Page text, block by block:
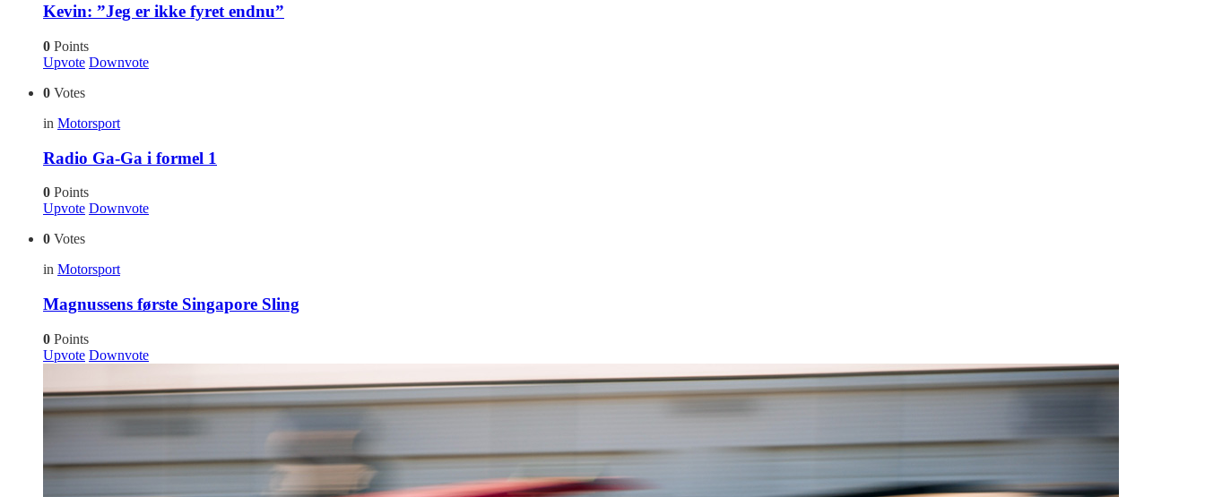
Kevin: ”Jeg er ikke fyret endnu”
0 Points
Upvote Downvote
0 Votes
in Motorsport
Radio Ga-Ga i formel 1
0 Points
Upvote Downvote
0 Votes
in Motorsport
Magnussens første Singapore Sling
0 Points
Upvote Downvote